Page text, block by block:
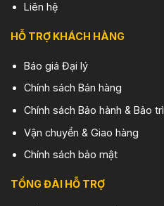
Liên hệ
HỖ TRỢ KHÁCH HÀNG
Báo giá Đại lý
Chính sách Bán hàng
Chính sách Bảo hành & Bảo trì
Vận chuyển & Giao hàng
Chính sách bảo mật
TỔNG ĐÀI HỖ TRỢ